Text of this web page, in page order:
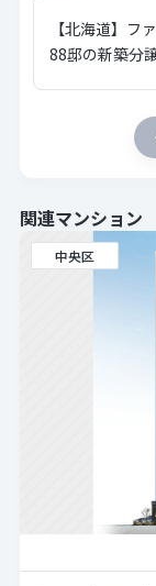
【北海道】
88邸の新築分
関連マンション
中央区